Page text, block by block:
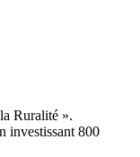
Ruralité ».
investissant 800